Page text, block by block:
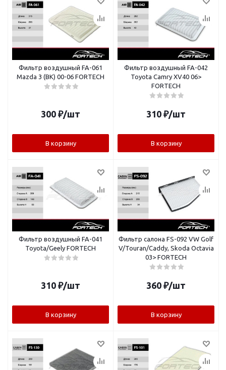
Фильтр воздушный FA-061
Mazda 3 (BK) 00-06 FORTECH
300 ₽/шт
В корзину
Фильтр воздушный FA-042
Toyota Camry XV40 06>
FORTECH
310 ₽/шт
В корзину
Фильтр воздушный FA-041
Toyota/Geely FORTECH
310 ₽/шт
В корзину
Фильтр салона FS-092 VW Golf
V/Touran/Caddy, Skoda Octavia
03> FORTECH
360 ₽/шт
В корзину